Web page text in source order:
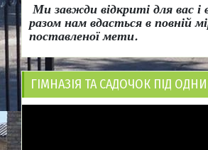
Ми завжди відкриті для вас і
разом нам вдасться в повній
поставленої мети.
ГІМНАЗІЯ ТА САДОЧОК ПІД